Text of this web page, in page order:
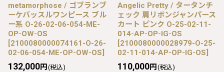
metamorphose / ゴブランブ
ーケバッスルワンピース ブル
ー系 O-26-02-06-054-ME-
OP-OW-OS
[2100080000074161-O-26-
02-06-054-ME-OP-OW-OS]
132,000円 (税込)
Angelic Pretty / タータンチ
ェック 肩リボンジャンパース
カート ピンク O-25-02-11-
014-AP-OP-IG-OS
[2100080000028979-O-25-
02-11-014-AP-OP-IG-OS]
110,000円 (税込)